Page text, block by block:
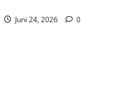
Juni 24, 2026 0